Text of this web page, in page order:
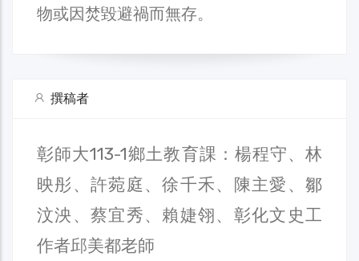
物或因焚毀避禍而無存。
撰稿者
彰師大113-1鄉土教育課：楊程守、林
映彤、許菀庭、徐千禾、陳主愛、鄒
汶泱、蔡宜秀、賴婕翎、彰化文史工
作者邱美都老師